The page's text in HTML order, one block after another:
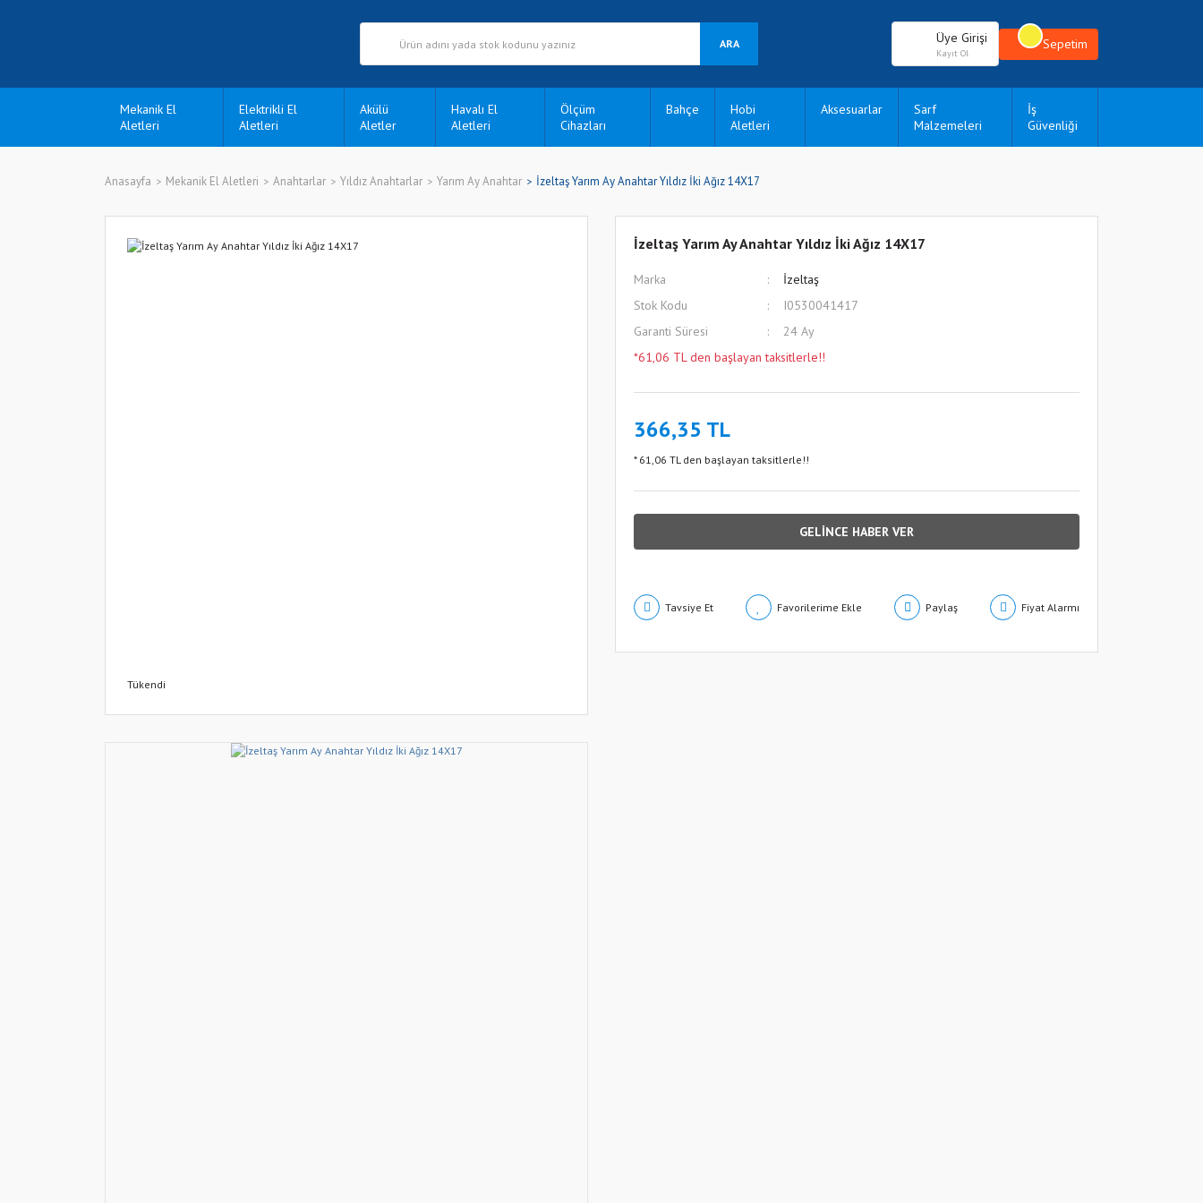
ARA Üye Girişi
Kayıt Ol
Sepetim
Mekanik El
Aletleri
Elektrikli El
Aletleri
Akülü
Aletler
Havalı El
Aletleri
Ölçüm
Cihazları
Bahçe
Hobi
Aletleri
Aksesuarlar
Sarf
Malzemeleri
İş
Güvenliği
Anasayfa Mekanik El Aletleri Anahtarlar Yıldız Anahtarlar Yarım Ay Anahtar İzeltaş Yarım Ay Anahtar Yıldız İki Ağız 14X17
Tükendi
İzeltaş Yarım Ay Anahtar Yıldız İki Ağız 14X17
Marka
İzeltaş
Stok Kodu
I0530041417
Garanti Süresi
24 Ay
*61,06 TL den başlayan taksitlerle!!
366,35 TL
* 61,06 TL den başlayan taksitlerle!!
GELİNCE HABER VER
Tavsiye Et Paylaş Fiyat Alarmı